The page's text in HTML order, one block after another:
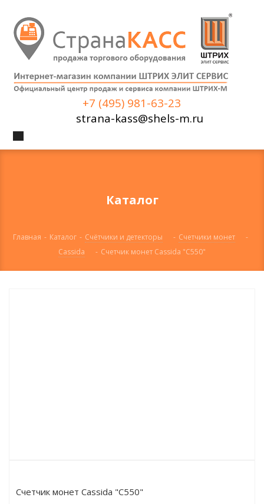
+7 (495) 981-63-23
strana-kass@shels-m.ru
Каталог
Главная - Каталог - Счётчики и детекторы - Счетчики монет
-
Cassida
- Счетчик монет Cassida "C550"
Счетчик монет Cassida "C550"